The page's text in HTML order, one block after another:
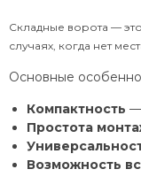
Складные ворота —
случаях, когда нет
Основные
Компактность —
Простота
Возможность